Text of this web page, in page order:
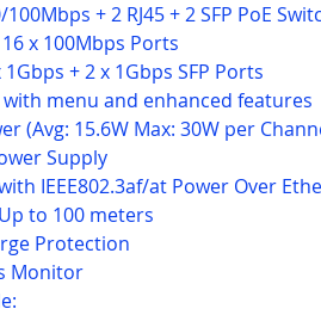
+ 2 RJ45 + 2 SFP PoE
x 100Mbps Ports
+ 2 x 1Gbps SFP Ports
with menu and enhanced features
(Avg: 15.6W Max: 30W per
Supply
IEEE802.3af/at Power Over
to 100 meters
Protection
Monitor